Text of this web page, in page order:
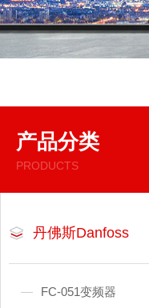
产品分类
PRODUCTS
丹佛斯Danfoss
FC-051变频器